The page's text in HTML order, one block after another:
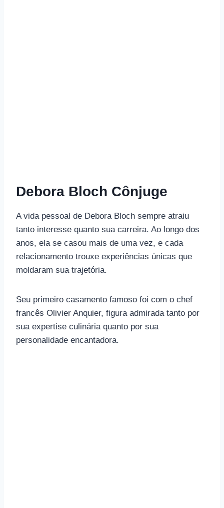
Debora Bloch Cônjuge
A vida pessoal de Debora Bloch sempre atraiu
tanto interesse quanto sua carreira. Ao longo dos
anos, ela se casou mais de uma vez, e cada
relacionamento trouxe experiências únicas que
moldaram sua trajetória.
Seu primeiro casamento famoso foi com o chef
francês Olivier Anquier, figura admirada tanto por
sua expertise culinária quanto por sua
personalidade encantadora.